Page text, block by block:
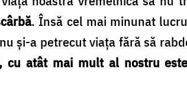
. Însă cel mai minunat
și-a petrecut viața fără să
cu atât mai mult al nostru